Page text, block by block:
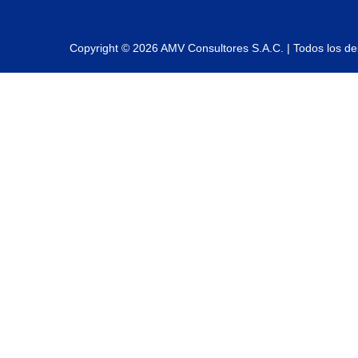
Copyright © 2026 AMV Consultores S.A.C. | Todos los